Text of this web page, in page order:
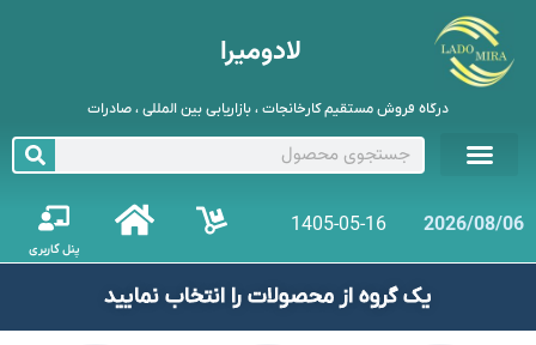
لادومیرا
درگاه فروش مستقیم کارخانجات ، بازاریابی بین المللی ، صادرات
2026/08/06
1405-05-16
پنل کاربری
یک گروه از محصولات را انتخاب نمایید